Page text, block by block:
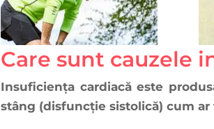
Care sunt cauzele
Insuficiența cardiacăeste
stâng (disfuncție sistolică) cum ar